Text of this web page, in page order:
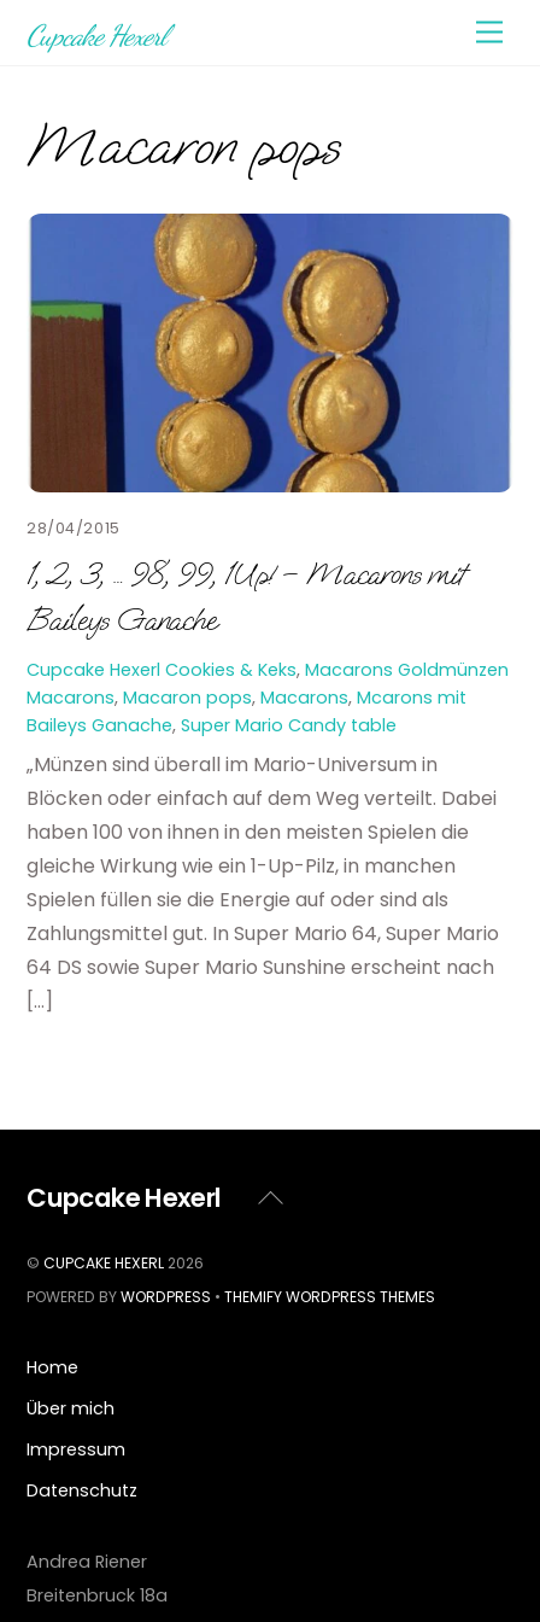
Cupcake Hexerl
Macaron pops
28/04/2015
1, 2, 3, … 98, 99, 1Up! – Macarons mit
Baileys Ganache
Cupcake Hexerl Cookies & Keks,Macarons Goldmünzen
Macarons,Macaron pops,Macarons,Mcarons mit
Baileys Ganache,Super Mario Candy table
„Münzen sind überall im Mario-Universum in
Blöcken oder einfach auf dem Weg verteilt. Dabei
haben 100 von ihnen in den meisten Spielen die
gleiche Wirkung wie ein 1-Up-Pilz, in manchen
Spielen füllen sie die Energie auf oder sind als
Zahlungsmittel gut. In Super Mario 64, Super Mario
64 DS sowie Super Mario Sunshine erscheint nach
[…]
Back
Cupcake Hexerl
©CUPCAKE HEXERL 2026
POWERED BYWORDPRESS •THEMIFY WORDPRESS THEMES
Home
Über mich
Impressum
Datenschutz
Andrea Riener
Breitenbruck 18a